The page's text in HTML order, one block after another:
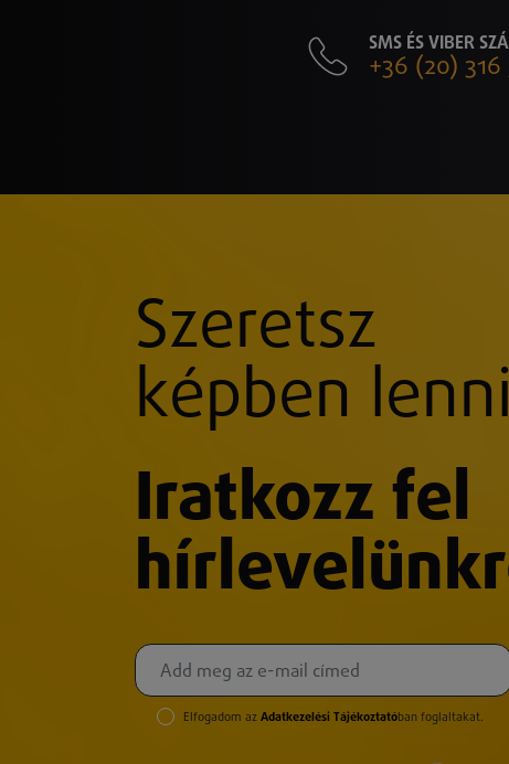
SMS ÉS VIBER
+36 (20) 316
Szeretsz
képben
Iratkozz fel
Elfogadom az Adatkezelési Tájékoztatóban foglaltakat.